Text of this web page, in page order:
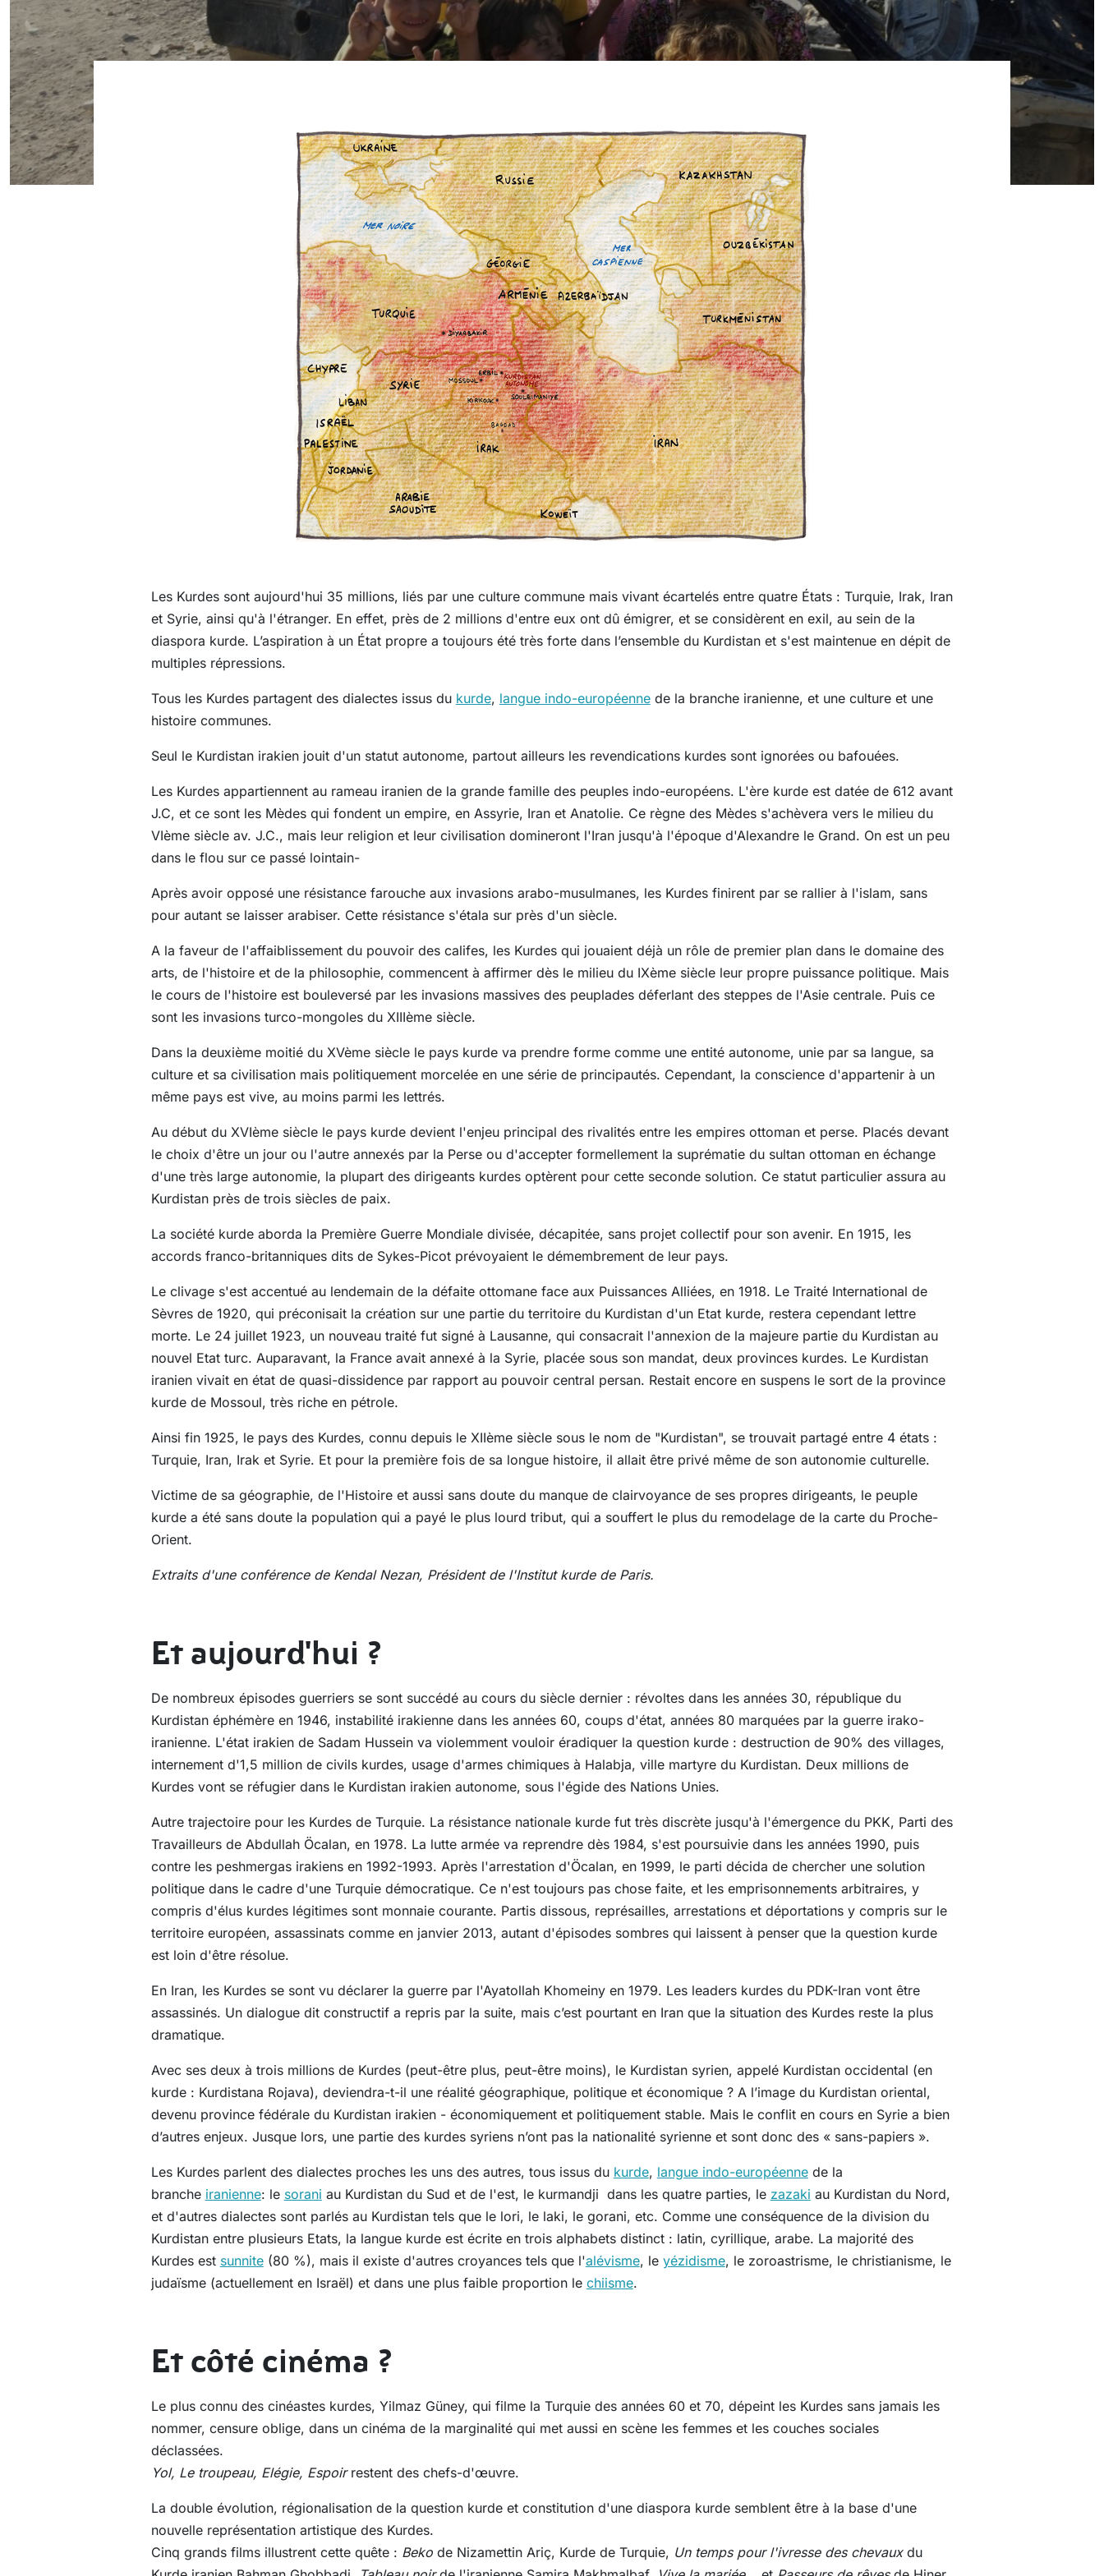
Les Kurdes sont aujourd'hui 35 millions, liés par une culture commune mais vivant écartelés entre quatre États : Turquie, Irak, Iran
et Syrie, ainsi qu'à l'étranger. En effet, près de 2 millions d'entre eux ont dû émigrer, et se considèrent en exil, au sein de la
diaspora kurde. L’aspiration à un État propre a toujours été très forte dans l’ensemble du Kurdistan et s'est maintenue en dépit de
multiples répressions.
Tous les Kurdes partagent des dialectes issus du kurde, langue indo-européennede la branche iranienne, et une culture et une
histoire communes.
Seul le Kurdistan irakien jouit d'un statut autonome, partout ailleurs les revendications kurdes sont ignorées ou bafouées.
Les Kurdes appartiennent au rameau iranien de la grande famille des peuples indo-européens. L'ère kurde est datée de 612 avant
J.C, et ce sont les Mèdes qui fondent un empire, en Assyrie, Iran et Anatolie. Ce règne des Mèdes s'achèvera vers le milieu du
VIème siècle av. J.C., mais leur religion et leur civilisation domineront l'Iran jusqu'à l'époque d'Alexandre le Grand. On est un peu
dans le flou sur ce passé lointain-
Après avoir opposé une résistance farouche aux invasions arabo-musulmanes, les Kurdes finirent par se rallier à l'islam, sans
pour autant se laisser arabiser. Cette résistance s'étala sur près d'un siècle.
A la faveur de l'affaiblissement du pouvoir des califes, les Kurdes qui jouaient déjà un rôle de premier plan dans le domaine des
arts, de l'histoire et de la philosophie, commencent à affirmer dès le milieu du IXème siècle leur propre puissance politique. Mais
le cours de l'histoire est bouleversé par les invasions massives des peuplades déferlant des steppes de l'Asie centrale. Puis ce
sont les invasions turco-mongoles du XIIIème siècle.
Dans la deuxième moitié du XVème siècle le pays kurde va prendre forme comme une entité autonome, unie par sa langue, sa
culture et sa civilisation mais politiquement morcelée en une série de principautés. Cependant, la conscience d'appartenir à un
même pays est vive, au moins parmi les lettrés.
Au début du XVIème siècle le pays kurde devient l'enjeu principal des rivalités entre les empires ottoman et perse. Placés devant
le choix d'être un jour ou l'autre annexés par la Perse ou d'accepter formellement la suprématie du sultan ottoman en échange
d'une très large autonomie, la plupart des dirigeants kurdes optèrent pour cette seconde solution. Ce statut particulier assura au
Kurdistan près de trois siècles de paix.
La société kurde aborda la Première Guerre Mondiale divisée, décapitée, sans projet collectif pour son avenir. En 1915, les
accords franco-britanniques dits de Sykes-Picot prévoyaient le démembrement de leur pays.
Le clivage s'est accentué au lendemain de la défaite ottomane face aux Puissances Alliées, en 1918. Le Traité International de
Sèvres de 1920, qui préconisait la création sur une partie du territoire du Kurdistan d'un Etat kurde, restera cependant lettre
morte. Le 24 juillet 1923, un nouveau traité fut signé à Lausanne, qui consacrait l'annexion de la majeure partie du Kurdistan au
nouvel Etat turc. Auparavant, la France avait annexé à la Syrie, placée sous son mandat, deux provinces kurdes. Le Kurdistan
iranien vivait en état de quasi-dissidence par rapport au pouvoir central persan. Restait encore en suspens le sort de la province
kurde de Mossoul, très riche en pétrole.
Ainsi fin 1925, le pays des Kurdes, connu depuis le XIIème siècle sous le nom de "Kurdistan", se trouvait partagé entre 4 états :
Turquie, Iran, Irak et Syrie. Et pour la première fois de sa longue histoire, il allait être privé même de son autonomie culturelle.
Victime de sa géographie, de l'Histoire et aussi sans doute du manque de clairvoyance de ses propres dirigeants, le peuple
kurde a été sans doute la population qui a payé le plus lourd tribut, qui a souffert le plus du remodelage de la carte du Proche-
Orient.
Extraits d'une conférence de Kendal Nezan, Président de l'Institut kurde de Paris.
Et aujourd'hui ?
De nombreux épisodes guerriers se sont succédé au cours du siècle dernier : révoltes dans les années 30, république du
Kurdistan éphémère en 1946, instabilité irakienne dans les années 60, coups d'état, années 80 marquées par la guerre irako-
iranienne. L'état irakien de Sadam Hussein va violemment vouloir éradiquer la question kurde : destruction de 90% des villages,
internement d'1,5 million de civils kurdes, usage d'armes chimiques à Halabja, ville martyre du Kurdistan. Deux millions de
Kurdes vont se réfugier dans le Kurdistan irakien autonome, sous l'égide des Nations Unies.
Autre trajectoire pour les Kurdes de Turquie. La résistance nationale kurde fut très discrète jusqu'à l'émergence du PKK, Parti des
Travailleurs de Abdullah Öcalan, en 1978. La lutte armée va reprendre dès 1984, s'est poursuivie dans les années 1990, puis
contre les peshmergas irakiens en 1992-1993. Après l'arrestation d'Öcalan, en 1999, le parti décida de chercher une solution
politique dans le cadre d'une Turquie démocratique. Ce n'est toujours pas chose faite, et les emprisonnements arbitraires, y
compris d'élus kurdes légitimes sont monnaie courante. Partis dissous, représailles, arrestations et déportations y compris sur le
territoire européen, assassinats comme en janvier 2013, autant d'épisodes sombres qui laissent à penser que la question kurde
est loin d'être résolue.
En Iran, les Kurdes se sont vu déclarer la guerre par l'Ayatollah Khomeiny en 1979. Les leaders kurdes du PDK-Iran vont être
assassinés. Un dialogue dit constructif a repris par la suite, mais c’est pourtant en Iran que la situation des Kurdes reste la plus
dramatique.
Avec ses deux à trois millions de Kurdes (peut-être plus, peut-être moins), le Kurdistan syrien, appelé Kurdistan occidental (en
kurde : Kurdistana Rojava), deviendra-t-il une réalité géographique, politique et économique ? A l’image du Kurdistan oriental,
devenu province fédérale du Kurdistan irakien - économiquement et politiquement stable. Mais le conflit en cours en Syrie a bien
d’autres enjeux. Jusque lors, une partie des kurdes syriens n’ont pas la nationalité syrienne et sont donc des « sans-papiers ».
Les Kurdes parlent des dialectes proches les uns des autres, tous issus du kurde, langue indo-européennede la
branche iranienne: le sorani au Kurdistan du Sud et de l'est, le kurmandji dans les quatre parties, le zazaki au Kurdistan du Nord,
et d'autres dialectes sont parlés au Kurdistan tels que le lori, le laki, le gorani, etc. Comme une conséquence de la division du
Kurdistan entre plusieurs Etats, la langue kurde est écrite en trois alphabets distinct : latin, cyrillique, arabe. La majorité des
Kurdes est sunnite(80 %), mais il existe d'autres croyances tels que l'alévisme, le yézidisme, le zoroastrisme, le christianisme, le
judaïsme (actuellement en Israël) et dans une plus faible proportion le chiisme.
Et côté cinéma ?
Le plus connu des cinéastes kurdes, Yilmaz Güney, qui filme la Turquie des années 60 et 70, dépeint les Kurdes sans jamais les
nommer, censure oblige, dans un cinéma de la marginalité qui met aussi en scène les femmes et les couches sociales
déclassées.
Yol, Le troupeau, Elégie, Espoir restent des chefs-d'œuvre.
La double évolution, régionalisation de la question kurde et constitution d'une diaspora kurde semblent être à la base d'une
nouvelle représentation artistique des Kurdes.
Cinq grands films illustrent cette quête : Bekode Nizamettin Ariç, Kurde de Turquie, Un temps pour l'ivresse des chevauxdu